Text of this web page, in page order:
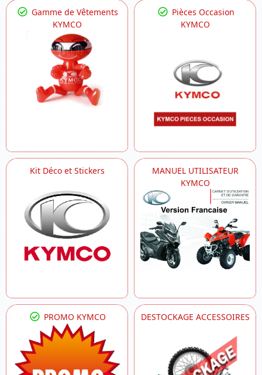
Gamme de Vêtements
KYMCO
Pièces Occasion
KYMCO
Kit Déco et Stickers
MANUEL UTILISATEUR
KYMCO
PROMO KYMCO DESTOCKAGE ACCESSOIRES